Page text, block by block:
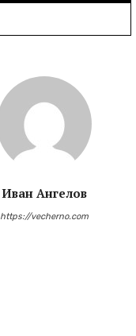
Иван Ангелов
https://vecherno.com